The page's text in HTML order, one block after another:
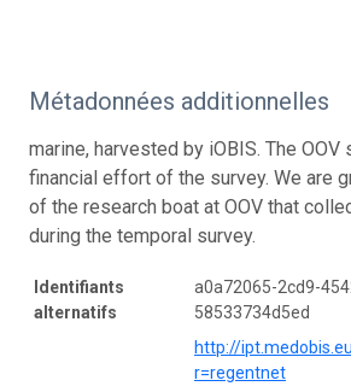
Métadonnées additionnelles
marine, harvested by iOBIS. The OOV
financial effort of the survey. We are
of the research boat at OOV that
during the temporal survey.
Identifiants
alternatifs
a0a72065-2cd9-
58533734d5ed
http://
r=regentnet